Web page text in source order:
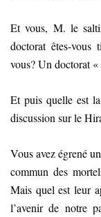
Et vous, M. le
doctorat êtes-vous
vous? Un doctorat
Et puis quelle est
discussion sur le
Vous avez égrené
commun des
Mais quel est leur
l’avenir de notre